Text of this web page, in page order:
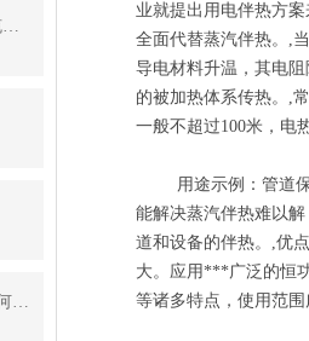
如何利用AFPF高温镀银电缆优化您的电力网络？
高压变频电缆选型指南：如何匹配不同工业场景需求？
业就提出用电伴热方
全面代替蒸汽伴热。 ,
导电材料升温，其电
的被加热体系传热。 ,
一般不超过100米，电
用途示例：管道
能解决蒸汽伴热难以
道和设备的伴热。 ,优
大。应用 ***广泛的恒
等诸多特点，使用范围